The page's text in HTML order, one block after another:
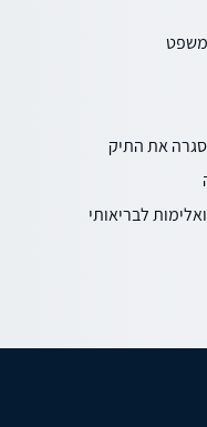
משפט
את התיק
לבריאותי